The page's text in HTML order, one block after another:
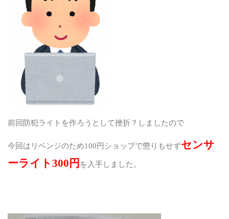
前回防犯ライトを作ろうとして挫折？しましたので
今回はリベンジのため100円ショップで懲りもせずセンサ
ーライト 300 円 を入手しました。